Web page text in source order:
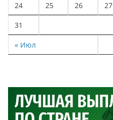
« Июл
24 25 26 27
31